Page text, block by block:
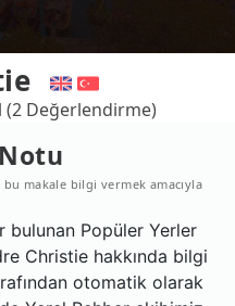
(2 Değerlendirme)
makale bilgi vermek amacıyla
bulunan Popüler Yerler
Christie hakkında bilgi
otomatik olarak